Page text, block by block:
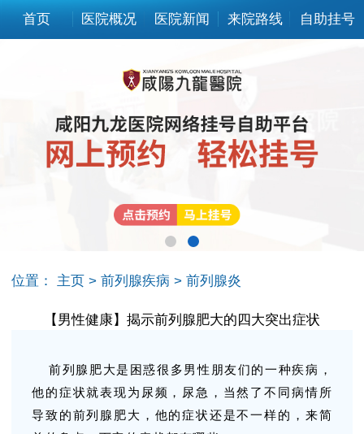
首页 医院概况 医院新闻 来院路线 自助挂号
位置： 主页 > 前列腺疾病 > 前列腺炎
【男性健康】揭示前列腺肥大的四大突出症状
前列腺肥大是困惑很多男性朋友们的一种疾病，
他的症状就表现为尿频，尿急，当然了不同病情所
导致的前列腺肥大，他的症状还是不一样的，来简